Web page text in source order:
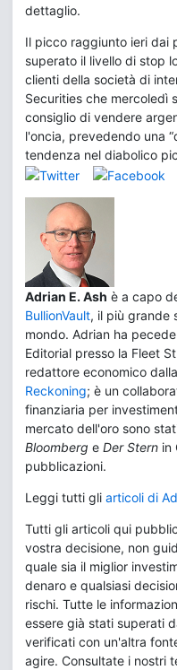
dettaglio.
Il picco raggiunto ieri dai
superato il livello di stop
clienti della società di
Securities che mercoledì
consiglio di vendere
l'oncia, prevedendo una
tendenza nel diabolico
Adrian E. Ash è a capo
BullionVault, il più grande
mondo. Adrian ha
Editorial presso la Fleet
redattore economico
Reckoning; è un
finanziaria per
mercato dell'oro sono
Bloomberg e Der Stern in
pubblicazioni.
Leggi tutti gli articoli di
Tutti gli articoli qui
vostra decisione, non
quale sia il miglior
denaro e qualsiasi
rischi. Tutte le
essere già stati superati
verificati con un'altra
agire. Consultate i nostri